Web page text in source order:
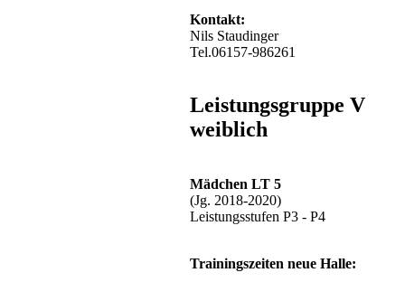
Kontakt:
Nils Staudinger
Tel.06157-986261
Leistungsgruppe V
weiblich
Mädchen LT 5
(Jg. 2018-2020)
Leistungsstufen P3 - P4
Trainingszeiten neue Halle: